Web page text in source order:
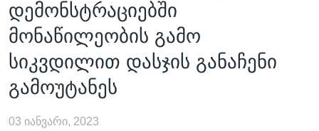
მთავარ
ნავიგაციაზე
გადადით
ძიებაზე
ᲡᲐᲥᲐᲠᲗᲕᲔᲚᲝ
ᲐᲨᲨ
ᲐᲨᲨ-ᲘᲡ ᲐᲠᲩᲔᲕᲜᲔᲑᲘ 2024
ᲛᲡᲝᲤᲚᲘᲝ
ᲕᲘᲓᲔᲝᲔᲑᲘ
დემონსტრაციებში
მონაწილეობის გამო
სიკვდილით დასჯის განაჩენი
გამოუტანეს
03 იანვარი, 2023